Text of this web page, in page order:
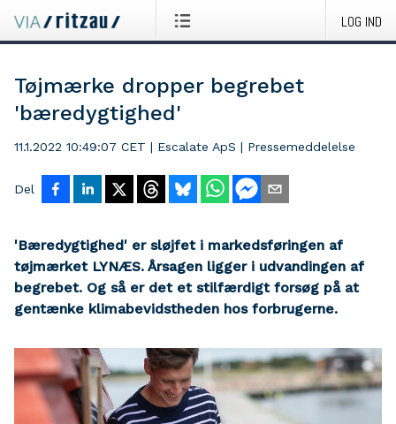
LOG IND
Tøjmærke dropper begrebet
'bæredygtighed'
11.1.2022 10:49:07 CET | Escalate ApS | Pressemeddelelse
Del
'Bæredygtighed' er sløjfet i markedsføringen af
tøjmærket LYNÆS. Årsagen ligger i udvandingen af
begrebet. Og så er det et stilfærdigt forsøg på at
gentænke klimabevidstheden hos forbrugerne.